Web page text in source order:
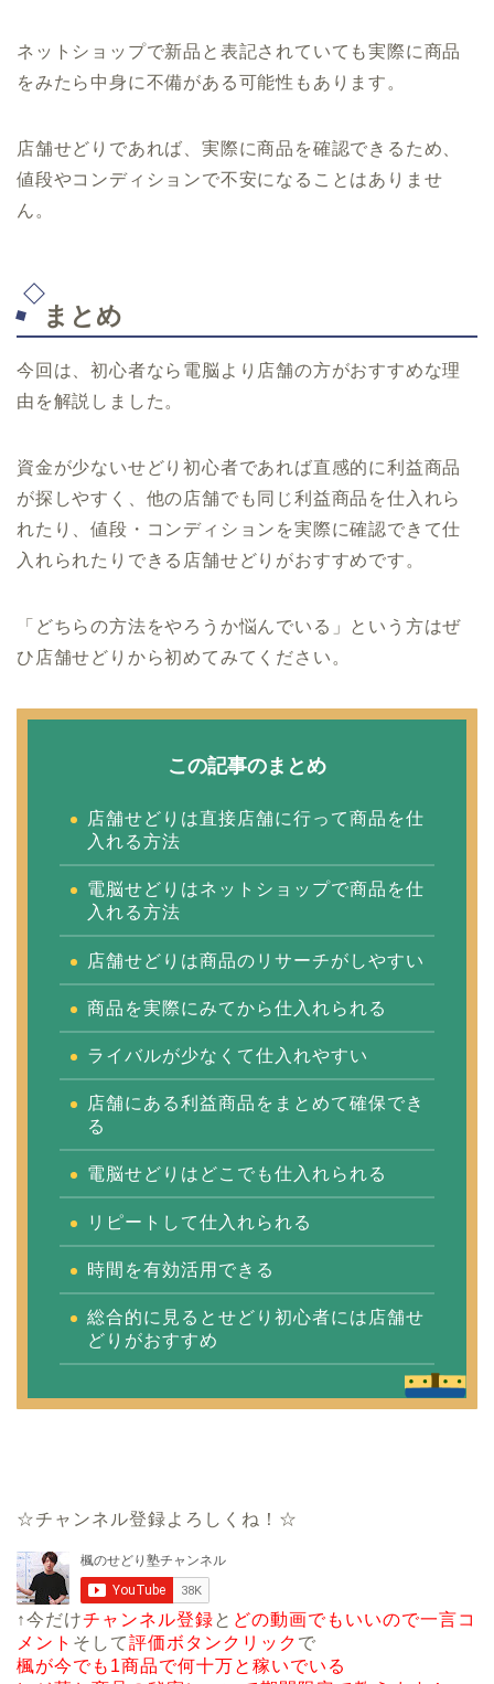
ネットショップで新品と表記されていても実際に商品
をみたら中身に不備がある可能性もあります。
店舗せどりであれば、実際に商品を確認できるため、
値段やコンディションで不安になることはありませ
ん。
まとめ
今回は、初心者なら電脳より店舗の方がおすすめな理
由を解説しました。
資金が少ないせどり初心者であれば直感的に利益商品
が探しやすく、他の店舗でも同じ利益商品を仕入れら
れたり、値段・コンディションを実際に確認できて仕
入れられたりできる店舗せどりがおすすめです。
「どちらの方法をやろうか悩んでいる」という方はぜ
ひ店舗せどりから初めてみてください。
この記事のまとめ
店舗せどりは直接店舗に行って商品を仕
入れる方法
電脳せどりはネットショップで商品を仕
入れる方法
店舗せどりは商品のリサーチがしやすい
商品を実際にみてから仕入れられる
ライバルが少なくて仕入れやすい
店舗にある利益商品をまとめて確保でき
る
電脳せどりはどこでも仕入れられる
リピートして仕入れられる
時間を有効活用できる
総合的に見るとせどり初心者には店舗せ
どりがおすすめ
☆チャンネル登録よろしくね！☆
↑今だけチャンネル登録と どの動画でもいいので一言コ
メント そして評価ボタンクリック で
楓が今でも1商品で何十万と稼いでいる